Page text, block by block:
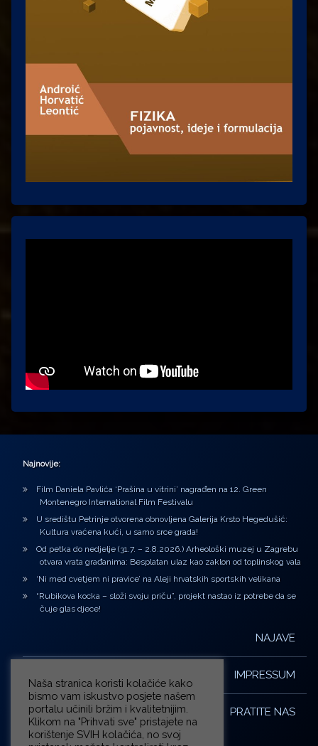
Najnovije:
Film Daniela Pavlića ‘Prašina u vitrini’ nagrađen na 12. Green
Montenegro International Film Festivalu
U središtu Petrinje otvorena obnovljena Galerija Krsto Hegedušić:
Kultura vraćena kući, u samo srce grada!
Od petka do nedjelje (31.7. – 2.8.2026.) Arheološki muzej u Zagrebu
otvara vrata građanima: Besplatan ulaz kao zaklon od toplinskog vala
‘Ni med cvetjem ni pravice’ na Aleji hrvatskih sportskih velikana
“Rubikova kocka – složi svoju priču”, projekt nastao iz potrebe da se
čuje glas djece!
NAJAVE
IMPRESSUM
PRATITE NAS
Naša stranica koristi kolačiće kako
bismo vam iskustvo posjete našem
portalu učinili bržim i kvalitetnijim.
Klikom na "Prihvati sve" pristajete na
korištenje SVIH kolačića, no svoj